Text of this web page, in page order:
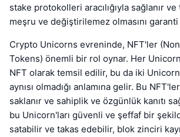
stake protokolleri aracılığıyla sağlanır
meşru ve değiştirilemez olmasını
Crypto Unicorns evreninde, NFT'ler
Tokens) önemli bir rol oynar. Her
NFT olarak temsil edilir, bu da iki
aynısı olmadığı anlamına gelir. Bu
saklanır ve sahiplik ve özgünlük kanıtı
bu Unicorn'ları güvenli ve şeffaf bir
satabilir ve takas edebilir, blok zinciri